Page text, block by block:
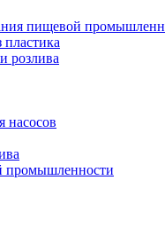
пищевой
пластика
розлива
насосов
промышленности